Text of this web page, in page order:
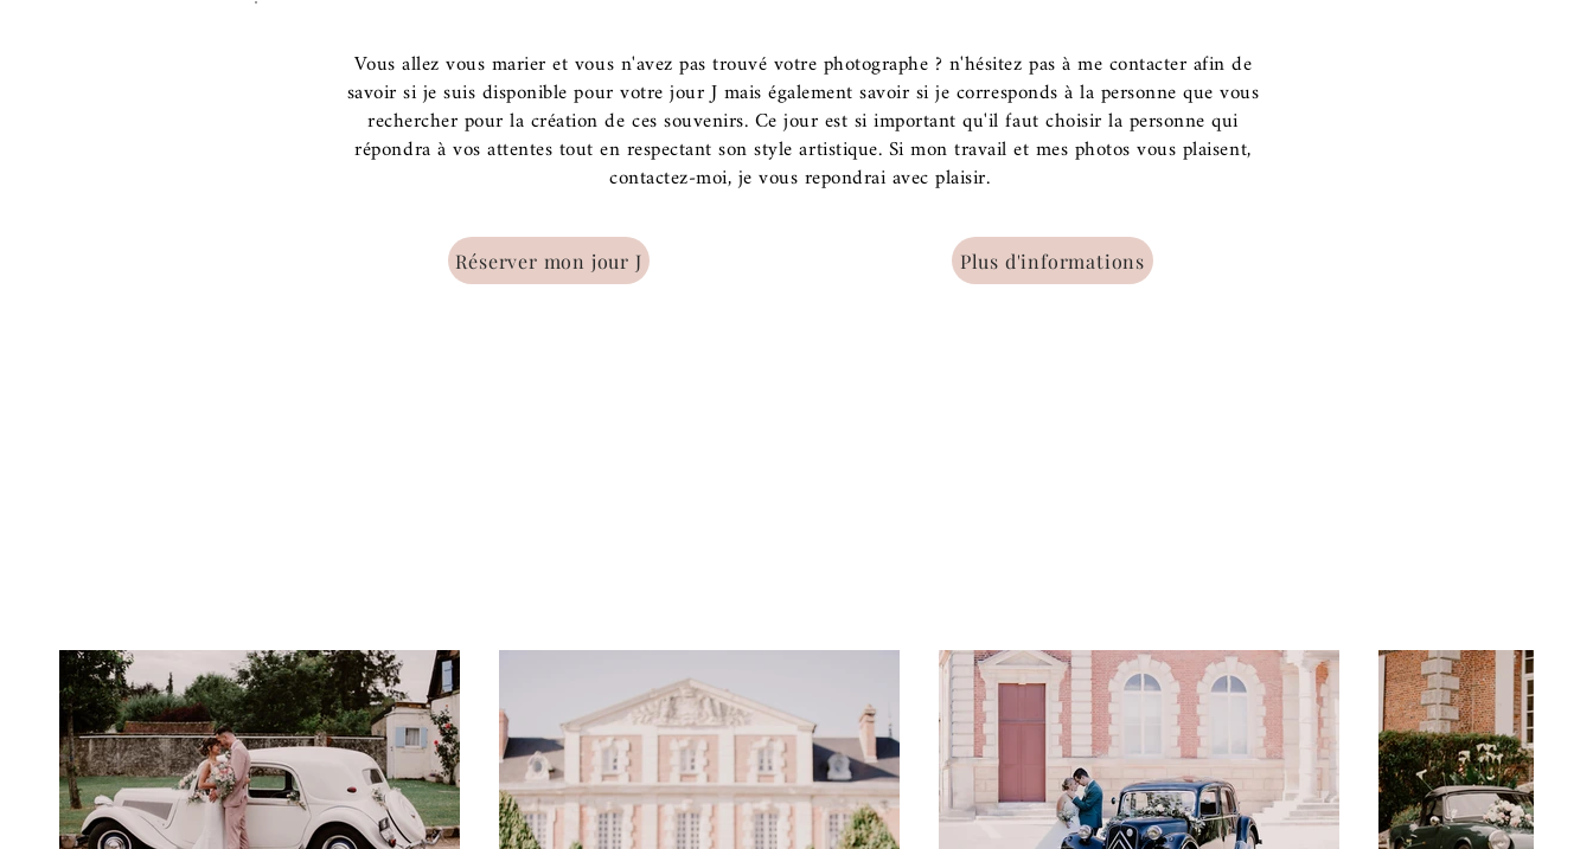
Vous allez vous marier et vous n'avez pas trouvé votre photographe ? n'hésitez pas à me contacter afin de
savoir si je suis disponible pour votre jour J mais également savoir si je corresponds à la personne que vous
rechercher pour la création de ces souvenirs. Ce jour est si important qu'il faut choisir la personne qui
répondra à vos attentes tout en respectant son style artistique. Si mon travail et mes photos vous plaisent,
contactez-moi, je vous repondrai avec plaisir.
Réserver mon jour J Plus d'informations